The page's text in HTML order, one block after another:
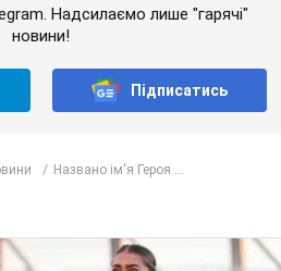
Надсилаємо лише "гарячі"
новини!
Підписатись
Названо ім'я Героя ...